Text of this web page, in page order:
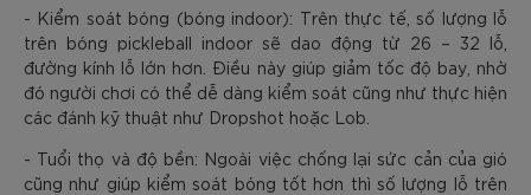
- Kiểm soát bóng (bóng indoor): Trên thực tế, số lượng lỗ
trên bóng pickleball indoor sẽ dao động từ 26 – 32 lỗ,
đường kính lỗ lớn hơn. Điều này giúp giảm tốc độ bay, nhờ
đó người chơi có thể dễ dàng kiểm soát cũng như thực hiện
các đánh kỹ thuật như Dropshot hoặc Lob.
- Tuổi thọ và độ bền: Ngoài việc chống lại sức cản của gió
cũng như giúp kiểm soát bóng tốt hơn thì số lượng lỗ trên